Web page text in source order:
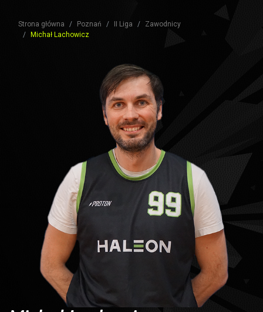
Strona główna Poznań II Liga
Zawodnicy
Michał Lachowicz